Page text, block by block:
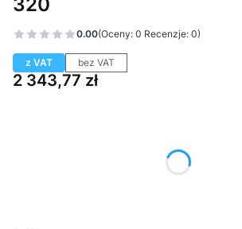
0.00(Oceny: 0 Recenzje: 0)
z VAT bez VAT
Cena
2 343,77 zł
Poszczególne warianty mogą różnić się ceną